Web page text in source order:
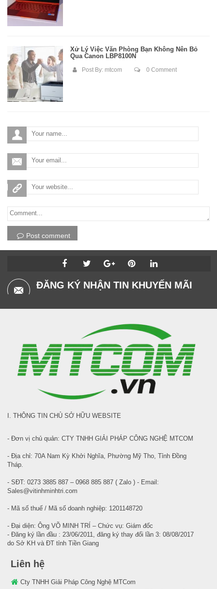
Xử Lý Việc Văn Phòng Bạn Không Nên Bỏ
Qua Canon LBP8100N
Post By: mtcom 0 Comment
Post comment
ĐĂNG KÝ NHẬN TIN KHUYẾN MÃI
I. THÔNG TIN CHỦ SỞ HỮU WEBSITE
- Đơn vị chủ quản: CTY TNHH GIẢI PHÁP CÔNG NGHỆ MTCOM
- Địa chỉ: 70A Nam Kỳ Khởi Nghĩa, Phường Mỹ Tho, Tỉnh Đồng
Tháp.
- SĐT: 0273 3885 887 – 0968 885 887 ( Zalo ) - Email:
Sales@vitinhminhtri.com
- Mã số thuế / Mã số doanh nghiệp: 1201148720
- Đại diện: Ông VÕ MINH TRÍ – Chức vụ: Giám đốc
- Đăng ký lần đầu : 23/06/2011, đăng ký thay đổi lần 3: 08/08/2017
do Sở KH và ĐT tỉnh Tiền Giang
Liên hệ
Cty TNHH Giải Pháp Công Nghệ MTCom